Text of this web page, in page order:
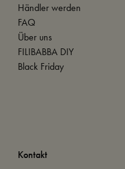
Händler werden
FAQ
Über uns
FILIBABBA DIY
Black Friday
Kontakt